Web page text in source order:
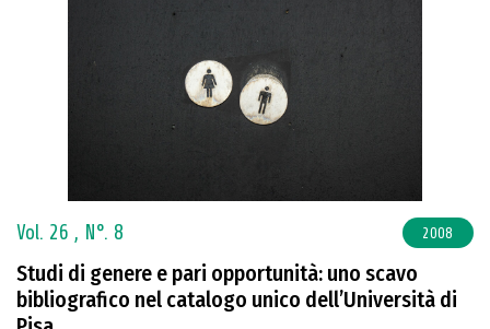
Vol. 26 , N°. 8 2008
Studi di genere e pari opportunità: uno scavo
bibliografico nel catalogo unico dell’Università di